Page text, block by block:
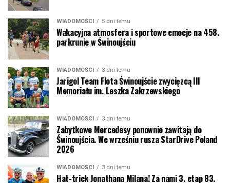
WIADOMOŚCI 5 dni temu
Wakacyjna atmosfera i sportowe emocje na 458.
parkrunie w Świnoujściu
WIADOMOŚCI 3 dni temu
Jarigol Team Flota Świnoujście zwycięzcą III
Memoriału im. Leszka Zakrzewskiego
WIADOMOŚCI 3 dni temu
Zabytkowe Mercedesy ponownie zawitają do
Świnoujścia. We wrześniu rusza StarDrive Poland
2026
WIADOMOŚCI 3 dni temu
Hat-trick Jonathana Milana! Za nami 3. etap 83.